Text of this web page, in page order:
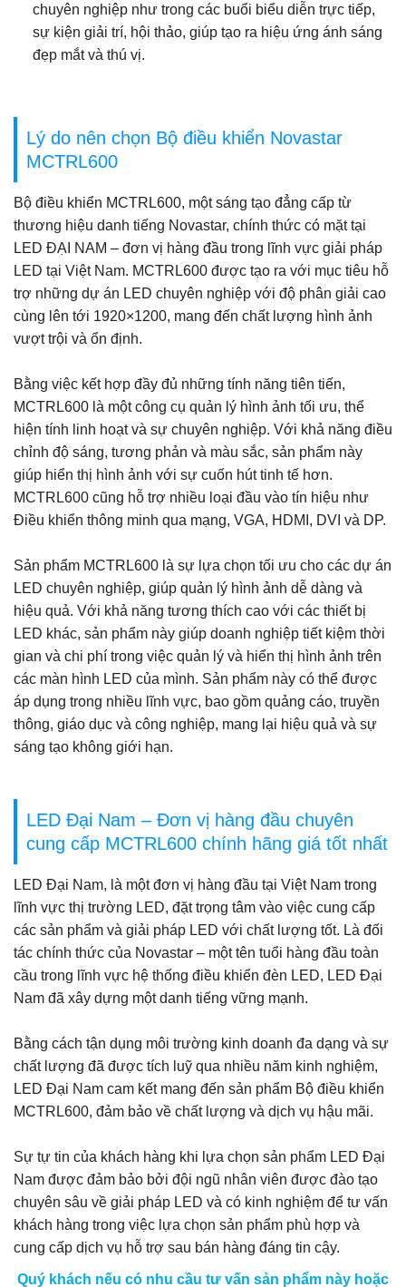
chuyên nghiệp như trong các buổi biểu diễn trực tiếp,
sự kiện giải trí, hội thảo, giúp tạo ra hiệu ứng ánh sáng
đẹp mắt và thú vị.
Lý do nên chọn Bộ điều khiển Novastar
MCTRL600
Bộ điều khiển MCTRL600, một sáng tạo đẳng cấp từ
thương hiệu danh tiếng Novastar, chính thức có mặt tại
LED ĐẠI NAM – đơn vị hàng đầu trong lĩnh vực giải pháp
LED tại Việt Nam. MCTRL600 được tạo ra với mục tiêu hỗ
trợ những dự án LED chuyên nghiệp với độ phân giải cao
cùng lên tới 1920×1200, mang đến chất lượng hình ảnh
vượt trội và ổn định.
Bằng việc kết hợp đầy đủ những tính năng tiên tiến,
MCTRL600 là một công cụ quản lý hình ảnh tối ưu, thể
hiện tính linh hoạt và sự chuyên nghiệp. Với khả năng điều
chỉnh độ sáng, tương phản và màu sắc, sản phẩm này
giúp hiển thị hình ảnh với sự cuốn hút tinh tế hơn.
MCTRL600 cũng hỗ trợ nhiều loại đầu vào tín hiệu như
Điều khiển thông minh qua mạng, VGA, HDMI, DVI và DP.
Sản phẩm MCTRL600 là sự lựa chọn tối ưu cho các dự án
LED chuyên nghiệp, giúp quản lý hình ảnh dễ dàng và
hiệu quả. Với khả năng tương thích cao với các thiết bị
LED khác, sản phẩm này giúp doanh nghiệp tiết kiệm thời
gian và chi phí trong việc quản lý và hiển thị hình ảnh trên
các màn hình LED của mình. Sản phẩm này có thể được
áp dụng trong nhiều lĩnh vực, bao gồm quảng cáo, truyền
thông, giáo dục và công nghiệp, mang lại hiệu quả và sự
sáng tạo không giới hạn.
LED Đại Nam – Đơn vị hàng đầu chuyên
cung cấp MCTRL600 chính hãng giá tốt nhất
LED Đại Nam, là một đơn vị hàng đầu tại Việt Nam trong
lĩnh vực thị trường LED, đặt trọng tâm vào việc cung cấp
các sản phẩm và giải pháp LED với chất lượng tốt. Là đối
tác chính thức của Novastar – một tên tuổi hàng đầu toàn
cầu trong lĩnh vực hệ thống điều khiển đèn LED, LED Đại
Nam đã xây dựng một danh tiếng vững mạnh.
Bằng cách tận dụng môi trường kinh doanh đa dạng và sự
chất lượng đã được tích luỹ qua nhiều năm kinh nghiệm,
LED Đại Nam cam kết mang đến sản phẩm Bộ điều khiển
MCTRL600, đảm bảo về chất lượng và dịch vụ hậu mãi.
Sự tự tin của khách hàng khi lựa chọn sản phẩm LED Đại
Nam được đảm bảo bởi đội ngũ nhân viên được đào tạo
chuyên sâu về giải pháp LED và có kinh nghiệm để tư vấn
khách hàng trong việc lựa chọn sản phẩm phù hợp và
cung cấp dịch vụ hỗ trợ sau bán hàng đáng tin cậy.
Quý khách nếu có nhu cầu tư vấn sản phẩm này hoặc